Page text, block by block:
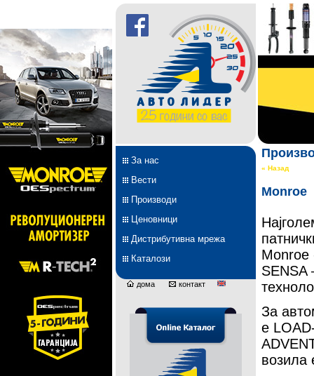
За нас
Вести
Производи
Ценовници
Дистрибутивна мрежа
Каталози
дома контакт
« Назад
Monroe
Monroe
SENSA
За
е
возила